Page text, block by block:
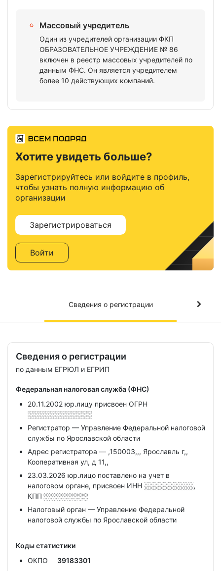
Массовый учредитель
Один из учредителей организации ФКП
ОБРАЗОВАТЕЛЬНОЕ УЧРЕЖДЕНИЕ № 86
включен в реестр массовых учредителей по
данным ФНС. Он является учредителем
более 10 действующих компаний.
Хотите увидеть больше?
Зарегистрируйтесь или войдите в профиль,
чтобы узнать полную информацию об
организации
Зарегистрироваться
Войти
Сведения о регистрации
Сведения о регистрации
по данным ЕГРЮЛ и ЕГРИП
Федеральная налоговая служба (ФНС)
20.11.2002 юр.лицу присвоен ОГРН
░░░░░░░░░░░░░
Регистратор — Управление Федеральной налоговой
службы по Ярославской области
Адрес регистратора — ,150003,,, Ярославль г,,
Кооперативная ул, д 11,,
23.03.2026 юр.лицо поставлено на учет в
налоговом органе, присвоен ИНН ░░░░░░░░░░,
КПП ░░░░░░░░░
Налоговый орган — Управление Федеральной
налоговой службы по Ярославской области
Коды статистики
ОКПО
39183301